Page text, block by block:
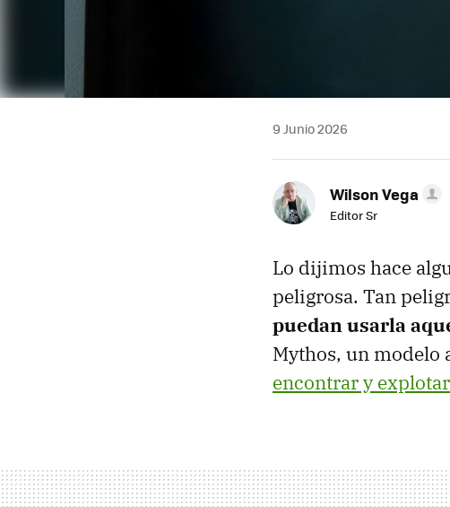
9 Junio 2026
Wilson Vega
Editor Sr
Lo dijimos hace
peligrosa. Tan
puedan usarla
Mythos, un modelo
encontrar y